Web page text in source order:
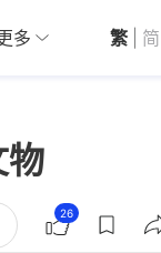
01深圳 觀點
多 繁 简
26